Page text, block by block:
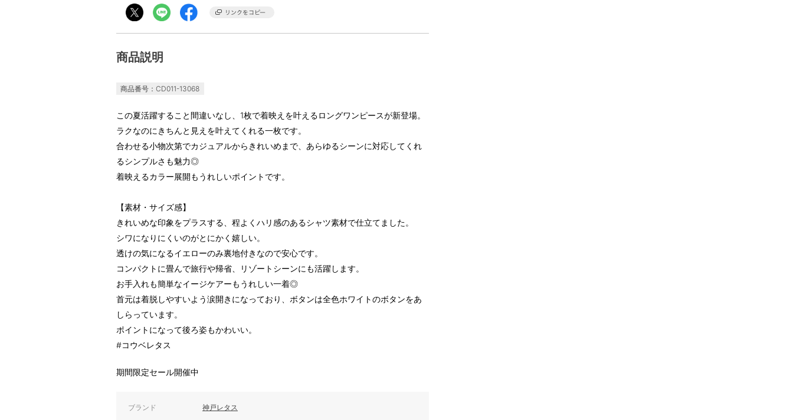
商品説明
商品番号：CD011-13068
この夏活躍すること間違いなし、1枚で着映えを叶えるロングワンピースが新登場。
ラクなのにきちんと見えを叶えてくれる一枚です。
合わせる小物次第でカジュアルからきれいめまで、あらゆるシーンに対応してくれ
るシンプルさも魅力◎
着映えるカラー展開もうれしいポイントです。
【素材・サイズ感】
きれいめな印象をプラスする、程よくハリ感のあるシャツ素材で仕立てました。
シワになりにくいのがとにかく嬉しい。
透けの気になるイエローのみ裏地付きなので安心です。
コンパクトに畳んで旅行や帰省、リゾートシーンにも活躍します。
お手入れも簡単なイージケアーもうれしい一着◎
首元は着脱しやすいよう涙開きになっており、ボタンは全色ホワイトのボタンをあ
しらっています。
ポイントになって後ろ姿もかわいい。
#コウベレタス
期間限定セール開催中
ブランド 神戸レタス